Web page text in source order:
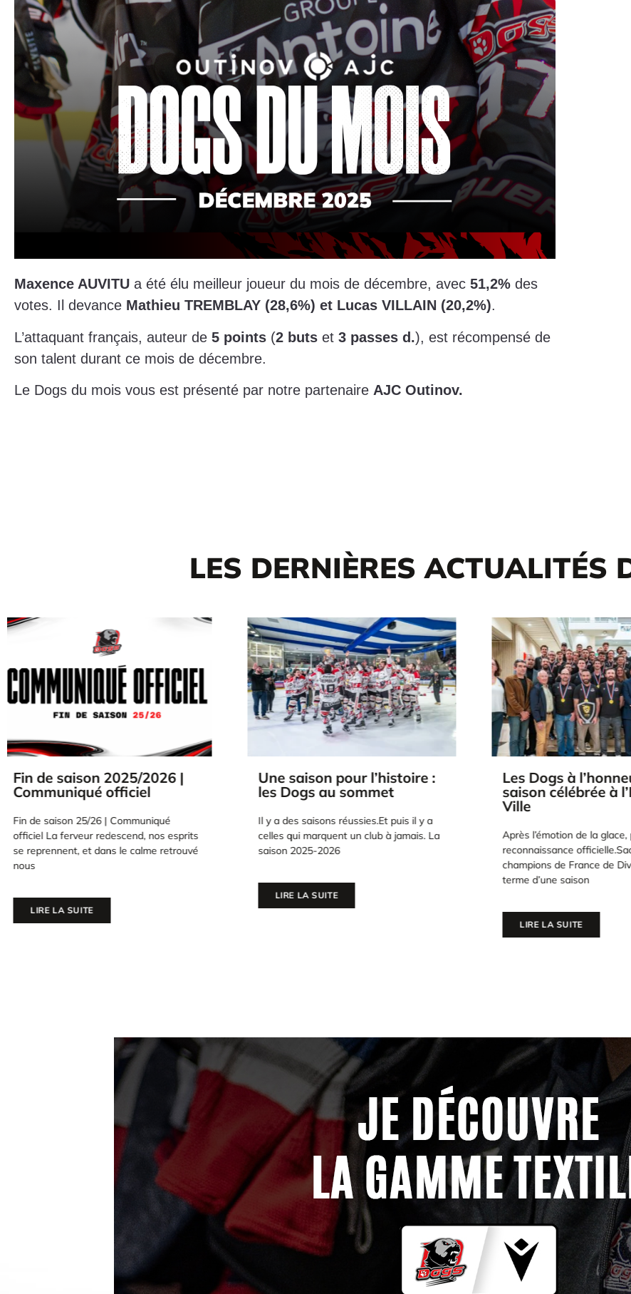
Maxence AUVITU a été élu meilleur joueur du mois de décembre, avec 51,2% des
votes. Il devance Mathieu TREMBLAY (28,6%) et Lucas VILLAIN (20,2%).
L’attaquant français, auteur de 5 points (2 buts et 3 passes d.), est récompensé de
son talent durant ce mois de décembre.
Le Dogs du mois vous est présenté par notre partenaire AJC Outinov.
LES DERNIÈRES ACTUALITÉS
Une saison pour l’histoire :
les Dogs au sommet
Il y a des saisons réussies.Et puis il y a
celles qui marquent un club à jamais. La
saison 2025-2026
LIRE LA SUITE
Les Dogs à l’honneur : une
saison célébrée à l’Hôtel de
Après l’émotion de la glace, place à la
reconnaissance officielle.Sacrés
terme d’une saison
Affiche « Dogs de
Champions de
disponibles ! Ils l’ont fait.Au
saison exceptionnelle, les
Cholet sont
LIRE LA SUITE